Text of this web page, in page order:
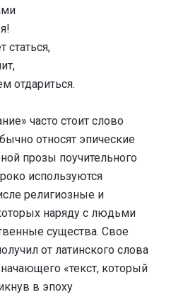
статься,
отдариться.
часто стоит слово
относят эпические
прозы поучительного
используются
религиозные и
наряду с людьми
существа. Свое
от латинского слова
«текст, который
в эпоху